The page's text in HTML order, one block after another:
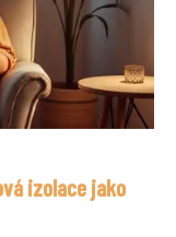
izolace jako